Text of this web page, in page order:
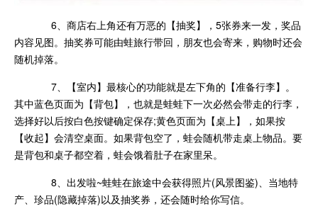
6、商店右上角还有万恶的【抽奖】，5张券来一发，奖品
内容见图。抽奖券可能由蛙旅行带回，朋友也会寄来，购物时还会
随机掉落。
7、【室内】最核心的功能就是左下角的【准备行李】。
其中蓝色页面为【背包】，也就是蛙蛙下一次必然会带走的行李，
选择好以后按白色按键确定保存;黄色页面为【桌上】，如果按
【收起】会清空桌面。如果背包空了，蛙会随机带走桌上物品。要
是背包和桌子都空着，蛙会饿着肚子在家里呆。
8、出发啦~蛙蛙在旅途中会获得照片(风景图鉴)、当地特
产、珍品(隐藏掉落)以及抽奖券，还会随时给你写信。